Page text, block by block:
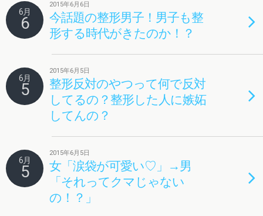
6月
6
2015年6月6日
今話題の整形男子！男子も整
形する時代がきたのか！？
6月
5
2015年6月5日
整形反対のやつって何で反対
してるの？整形した人に嫉妬
してんの？
6月
5
2015年6月5日
女「涙袋が可愛い♡」→男
「それってクマじゃない
の！？」